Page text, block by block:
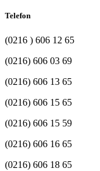
Telefon
(0216 ) 606 12 65
(0216) 606 03 69
(0216) 606 13 65
(0216) 606 15 65
(0216) 606 15 59
(0216) 606 16 65
(0216) 606 18 65